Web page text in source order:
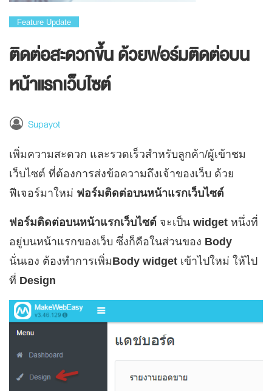
Feature Update
ติดต่อสะดวกขึ้น ด้วยฟอร์มติดต่อบน
หน้าแรกเว็บไซต์
Supayot
เพิ่มความสะดวก และรวดเร็วสำหรับลูกค้า/ผู้เข้าชม
เว็บไซต์ ที่ต้องการส่งข้อความถึงเจ้าของเว็บ ด้วย
ฟีเจอร์มาใหม่ ฟอร์มติดต่อบนหน้าแรกเว็บไซต์
ฟอร์มติดต่อบนหน้าแรกเว็บไซต์ จะเป็น widget หนึ่งที่
อยู่บนหน้าแรกของเว็บ ซึ่งก็คือในส่วนของ Body
นั่นเอง ต้องทำการเพิ่มBody widget เข้าไปใหม่ ให้ไป
ที่ Design